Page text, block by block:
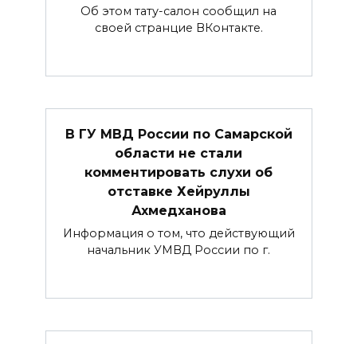
Об этом тату-салон сообщил на
своей странцие ВКонтакте.
В ГУ МВД России по Самарской
области не стали
комментировать слухи об
отставке Хейруллы
Ахмедханова
Информация о том, что действующий
начальник УМВД России по г.